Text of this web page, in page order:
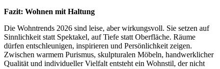
Fazit: Wohnen mit Haltung
Die Wohntrends 2026 sind leise, aber wirkungsvoll. Sie setzen auf
Sinnlichkeit statt Spektakel, auf Tiefe statt Oberfläche. Räume
dürfen entschleunigen, inspirieren und Persönlichkeit zeigen.
Zwischen warmem Purismus, skulpturalen Möbeln, handwerklicher
Qualität und individueller Vielfalt entsteht ein Wohnstil, der nicht